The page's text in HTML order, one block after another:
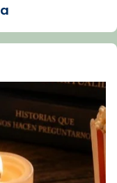
Fa gairebé
la
Vatican
news/2026-
papa-viaje-